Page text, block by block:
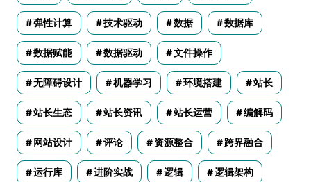
弹性计算 技术驱动 数据 数据库
数据赋能 数据驱动 文件操作
无障碍设计 机器学习 环境搭建 站长
站长生态 站长资讯 站长运营 编解码
网站设计 评论 资源整合 跨界融合
运行库 进阶实战 逻辑 逻辑架构